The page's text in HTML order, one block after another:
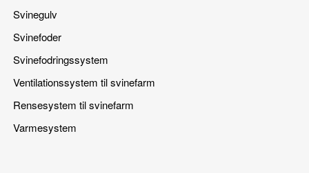
Svinegulv
Svinefoder
Svinefodringssystem
Ventilationssystem til svinefarm
Rensesystem til svinefarm
Varmesystem